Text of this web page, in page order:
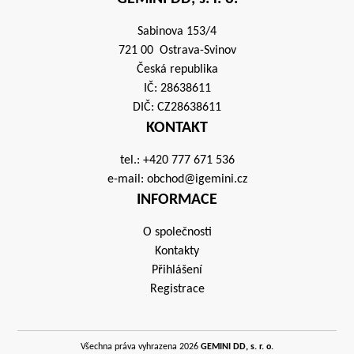
Sabinova 153/4
721 00 Ostrava-Svinov
Česká republika
IČ: 28638611
DIČ: CZ28638611
KONTAKT
tel.: +420 777 671 536
e-mail: obchod@igemini.cz
INFORMACE
O společnosti
Kontakty
Přihlášení
Registrace
Všechna práva vyhrazena 2026 GEMINI DD, s. r. o.